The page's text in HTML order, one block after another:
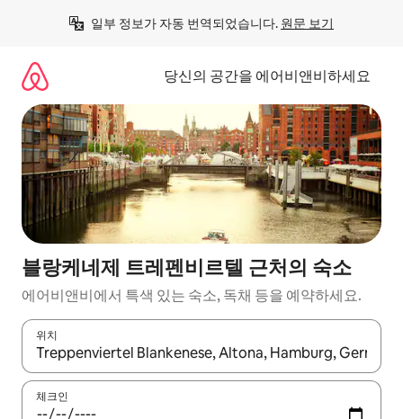
일부 정보가 자동 번역되었습니다. 원문 보기
당신의 공간을 에어비앤비하세요
블랑케네제 트레펜비르텔 근처의 숙소
에어비앤비에서 특색 있는 숙소, 독채 등을 예약하세요.
위치
결과가 나오면 위·아래 화살표 키를 사용하거나 터치 또는 스와이
체크인